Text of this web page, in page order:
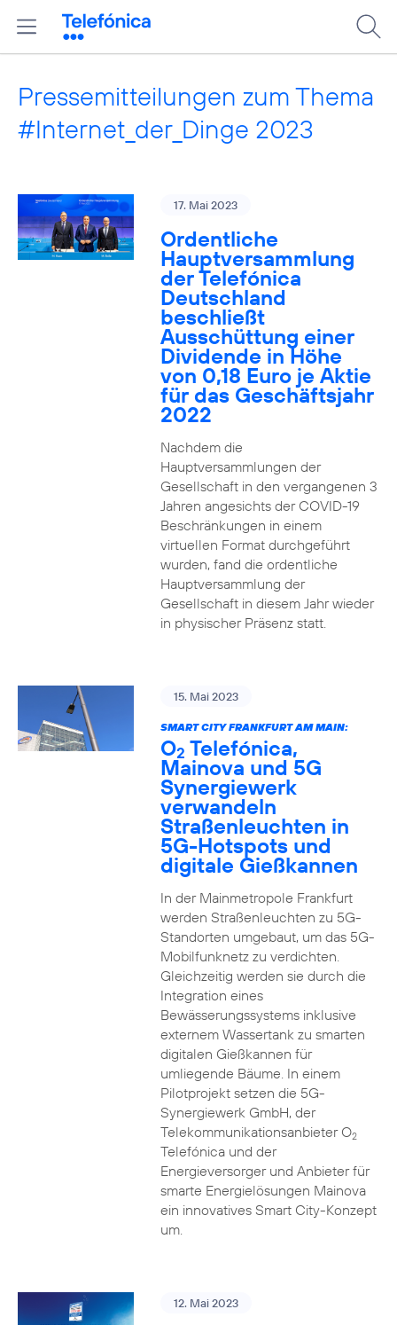
Pressemitteilungen zum Thema
#Internet_der_Dinge 2023
17. Mai 2023
Ordentliche
Hauptversammlung
der Telefónica
Deutschland
beschließt
Ausschüttung einer
Dividende in Höhe
von 0,18 Euro je Aktie
für das Geschäftsjahr
2022
Nachdem die
Hauptversammlungen der
Gesellschaft in den vergangenen 3
Jahren angesichts der COVID-19
Beschränkungen in einem
virtuellen Format durchgeführt
wurden, fand die ordentliche
Hauptversammlung der
Gesellschaft in diesem Jahr wieder
in physischer Präsenz statt.
15. Mai 2023
SMART CITY FRANKFURT AM MAIN:
O2 Telefónica,
Mainova und 5G
Synergiewerk
verwandeln
Straßenleuchten in
5G-Hotspots und
digitale Gießkannen
In der Mainmetropole Frankfurt
werden Straßenleuchten zu 5G-
Standorten umgebaut, um das 5G-
Mobilfunknetz zu verdichten.
Gleichzeitig werden sie durch die
Integration eines
Bewässerungssystems inklusive
externem Wassertank zu smarten
digitalen Gießkannen für
umliegende Bäume. In einem
Pilotprojekt setzen die 5G-
Synergiewerk GmbH, der
Telekommunikationsanbieter O2
Telefónica und der
Energieversorger und Anbieter für
smarte Energielösungen Mainova
ein innovatives Smart City-Konzept
um.
12. Mai 2023